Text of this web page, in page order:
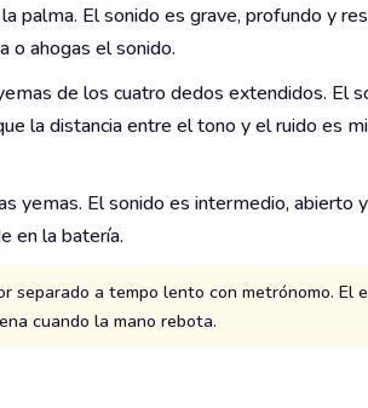
palma. El sonido es grave, profundo y
o ahogas el sonido.
de los cuatro dedos extendidos. El
la distancia entre el tono y el ruido es
yemas. El sonido es intermedio, abierto
en la batería.
separado a tempo lento con metrónomo.
cuando la mano rebota.